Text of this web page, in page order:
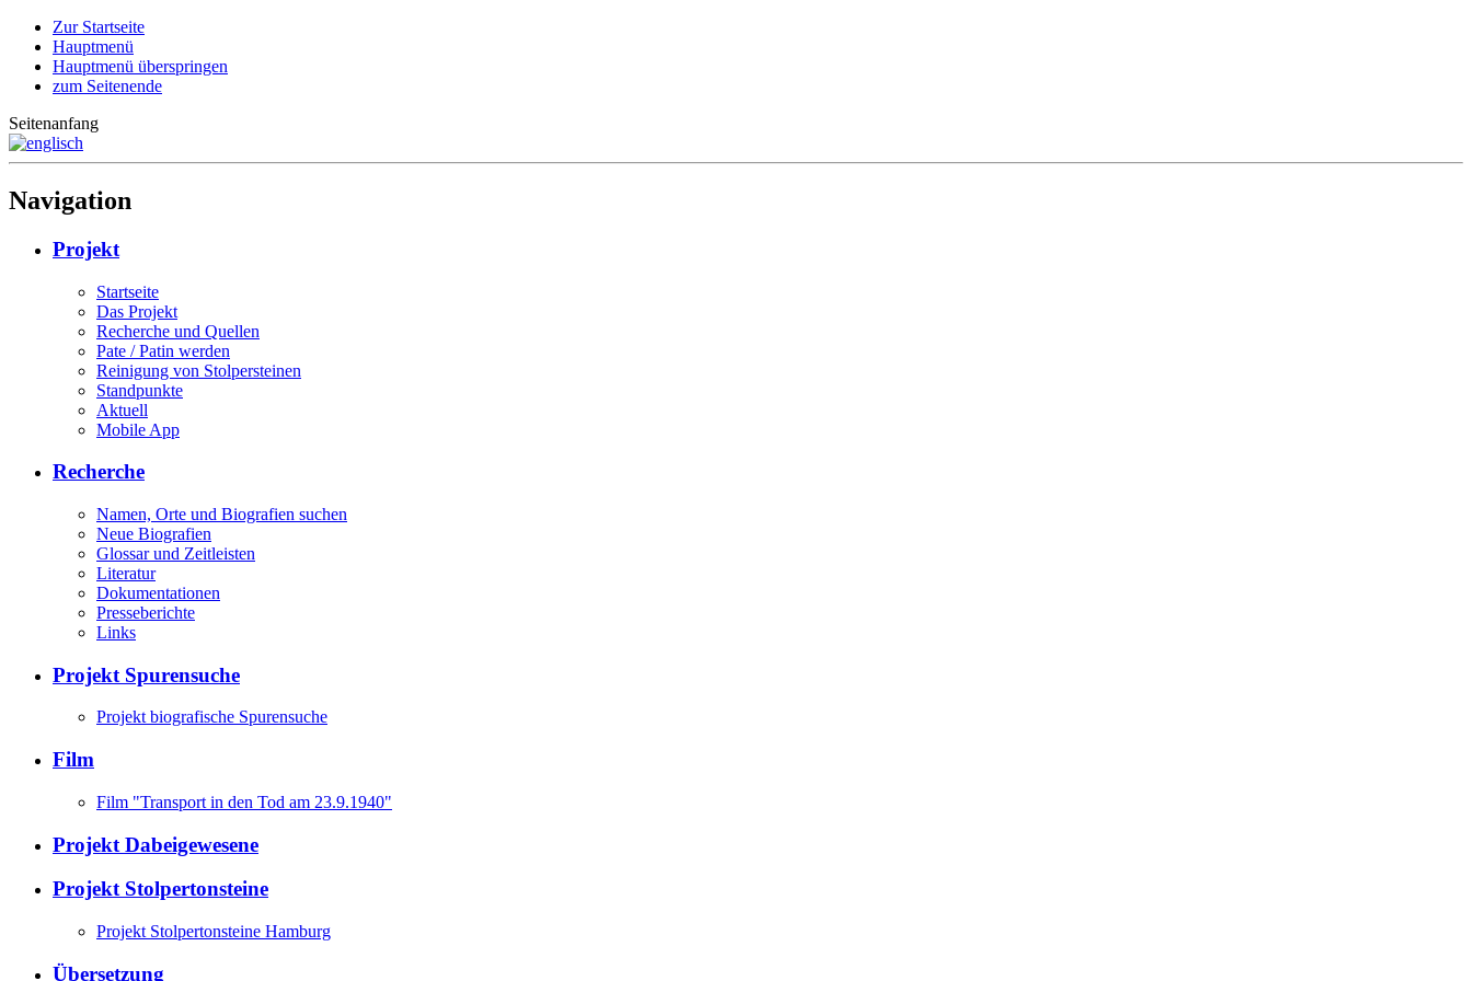
Zur Startseite
Hauptmenü
Hauptmenü überspringen
zum Seitenende
Seitenanfang
Navigation
Projekt
Startseite
Das Projekt
Recherche und Quellen
Pate / Patin werden
Reinigung von Stolpersteinen
Standpunkte
Aktuell
Mobile App
Recherche
Namen, Orte und Biografien suchen
Neue Biografien
Glossar und Zeitleisten
Literatur
Dokumentationen
Presseberichte
Links
Projekt Spurensuche
Projekt biografische Spurensuche
Film
Film "Transport in den Tod am 23.9.1940"
Projekt Dabeigewesene
Projekt Stolpertonsteine
Projekt Stolpertonsteine Hamburg
Übersetzung